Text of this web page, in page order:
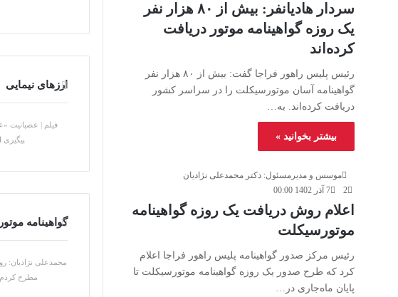
سردار هادیانفر: بیش از ۸۰ هزار نفر
یک روزه گواهینامه موتور دریافت
کرده‌اند
رئیس پلیس راهور فراجا گفت: بیش از ۸۰ هزار نفر
گواهینامه آسان موتورسیکلت را در سراسر کشور
دریافت کرده‌اند. به…
بیشتر بخوانید »
موسس و مدیرمسئول: دکتر محمدعلی نژادیان
7 آذر 1402 00:00
2
اعلام روش دریافت یک روزه گواهینامه
موتورسیکلت
رئیس مرکز صدور گواهینامه پلیس راهور فراجا اعلام
کرد که طرح صدور یک روزه گواهینامه موتورسیکلت تا
پایان ماه‌جاری در…
ارزهای نیمایی
فیلم | عصبانیت
گواهینامه
محمدعلی نژادیان:
مطرح کردم